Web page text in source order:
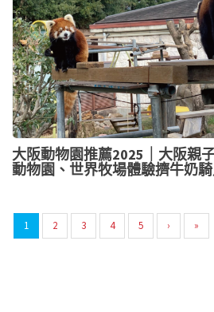
大阪動物園推薦2025｜大阪親
動物園、世界牧場體驗擠牛奶
1 2 3 4 5 › »